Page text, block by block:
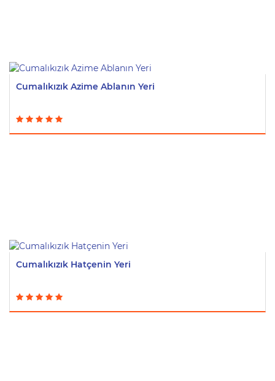
Cumalıkızık Azime Ablanın Yeri
Cumalıkızık Hatçenin Yeri